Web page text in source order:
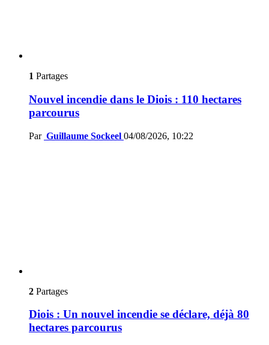
1 Partages
Nouvel incendie dans le Diois : 110 hectares
parcourus
Par Guillaume Sockeel 04/08/2026, 10:22
2 Partages
Diois : Un nouvel incendie se déclare, déjà 80
hectares parcourus